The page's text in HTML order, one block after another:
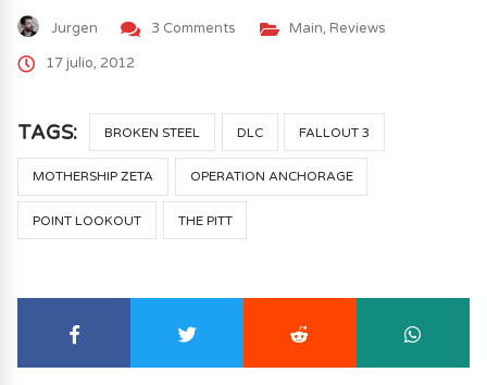
Jurgen 3 Comments Main,Reviews
17 julio, 2012
TAGS: BROKEN STEEL DLC FALLOUT 3
MOTHERSHIP ZETA OPERATION ANCHORAGE
POINT LOOKOUT THE PITT